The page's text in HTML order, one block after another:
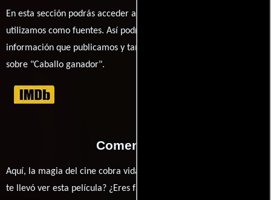
En esta sección podrás acceder a los recursos externos que
utilizamos como fuentes. Así podrás chequear toda la
información que publicamos y también ampliar tu conocimiento
sobre "Caballo ganador".
Comentarios
Aquí, la magia del cine cobra vida a través de tus opiniones. ¿Qué
te llevó ver esta película? ¿Eres fan de Louise Osmond,?